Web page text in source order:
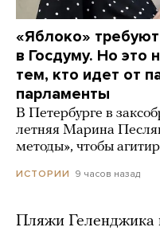
«Яблоко»
в Госдуму. Но
тем, кто идет от
парламенты
В Петербурге в
летняя Марина
методы», чтобы
ИСТОРИИ 9 часов назад
Пляжи Геленджика